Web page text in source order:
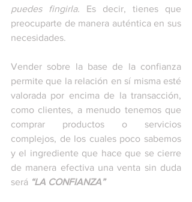
puedes fingirla. Es decir, tienes que
preocuparte de manera auténtica en sus
necesidades.
Vender sobre la base de la confianza
permite que la relación en sí misma esté
valorada por encima de la transacción,
como clientes, a menudo tenemos que
comprar productos o servicios
complejos, de los cuales poco sabemos
y el ingrediente que hace que se cierre
de manera efectiva una venta sin duda
será “LA CONFIANZA”